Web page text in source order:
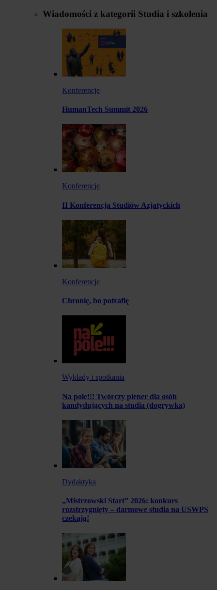
Wiadomości z kategorii Studia i szkolenia
Konferencje
HumanTech Summit 2026
Konferencje
II Konferencja Studiów Azjatyckich
Konferencje
Chronię, bo potrafię
Wykłady i spotkania
Na pole!!! Twórczy plener dla osób
kandydujących na studia (dogrywka)
Dydaktyka
„Mistrzowski Start” 2026: konkurs
rozstrzygnięty – darmowe studia na USWPS
czekają!